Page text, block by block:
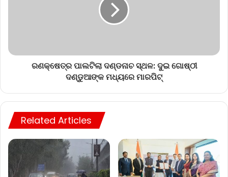
ରଣକ୍ଷେତ୍ର ପାଲଟିଲା ଦଣ୍ଡନାଚ ସ୍ଥଳ: ଦୁଇ ଗୋଷ୍ଠୀ
ଦଣ୍ଡୁଆଙ୍କ ମଧ୍ୟରେ ମାରପିଟ୍
Related Articles